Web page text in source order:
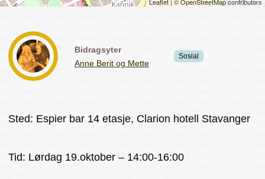
Bidragsyter
Anne Berit og Mette
Sosial
Sted: Espier bar 14 etasje, Clarion hotell Stavanger
Tid: Lørdag 19.oktober – 14:00-16:00